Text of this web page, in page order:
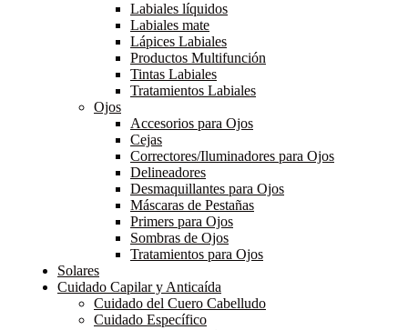
Labiales líquidos
Labiales mate
Lápices Labiales
Productos Multifunción
Tintas Labiales
Tratamientos Labiales
Ojos
Accesorios para Ojos
Cejas
Correctores/Iluminadores para Ojos
Delineadores
Desmaquillantes para Ojos
Máscaras de Pestañas
Primers para Ojos
Sombras de Ojos
Tratamientos para Ojos
Solares
Cuidado Capilar y Anticaída
Cuidado del Cuero Cabelludo
Cuidado Específico